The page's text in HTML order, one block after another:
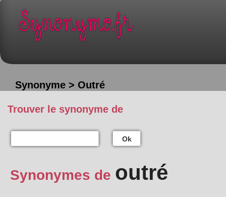
Synonyme > Outré
Trouver le synonyme de
Ok
Synonymes de outré